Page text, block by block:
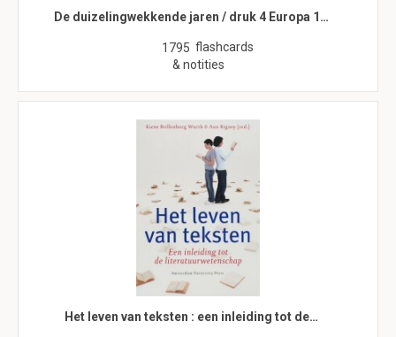
De duizelingwekkende jaren / druk 4 Europa 1…
1795 flashcards
& notities
Het leven van teksten : een inleiding tot de…